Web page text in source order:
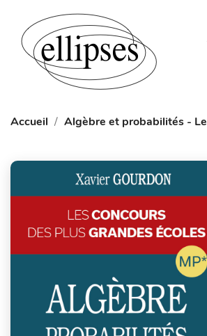
Accueil Algèbre et probabilités -